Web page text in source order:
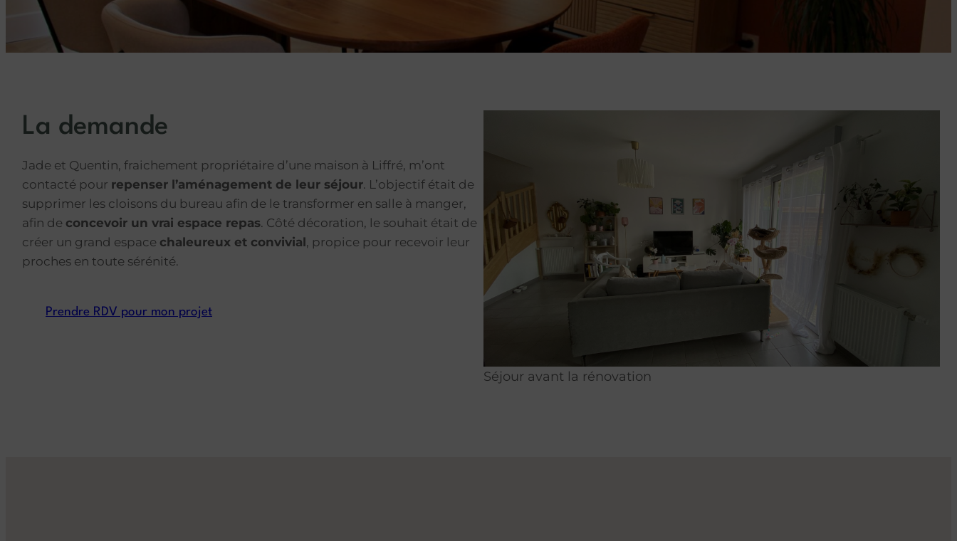
La demande
Jade et Quentin, fraichement propriétaire d’une maison à Liffré, m’ont
contacté pour repenser l’aménagement de leur séjour. L’objectif était de
supprimer les cloisons du bureau afin de le transformer en salle à manger,
afin de concevoir un vrai espace repas. Côté décoration, le souhait était de
créer un grand espace chaleureux et convivial, propice pour recevoir leur
proches en toute sérénité.
Prendre RDV pour mon projet
Séjour avant la rénovation